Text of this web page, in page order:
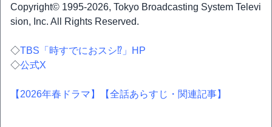
Copyright© 1995-2026, Tokyo Broadcasting System Televi
sion, Inc. All Rights Reserved.
◇TBS「時すでにおスシ⁉」HP
◇公式X
【2026年春ドラマ】 【全話あらすじ・関連記事】